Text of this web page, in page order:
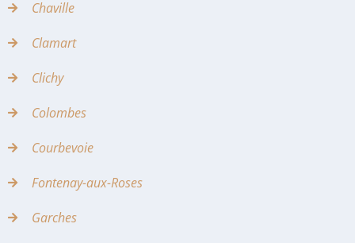
Chaville
Clamart
Clichy
Colombes
Courbevoie
Fontenay-aux-Roses
Garches